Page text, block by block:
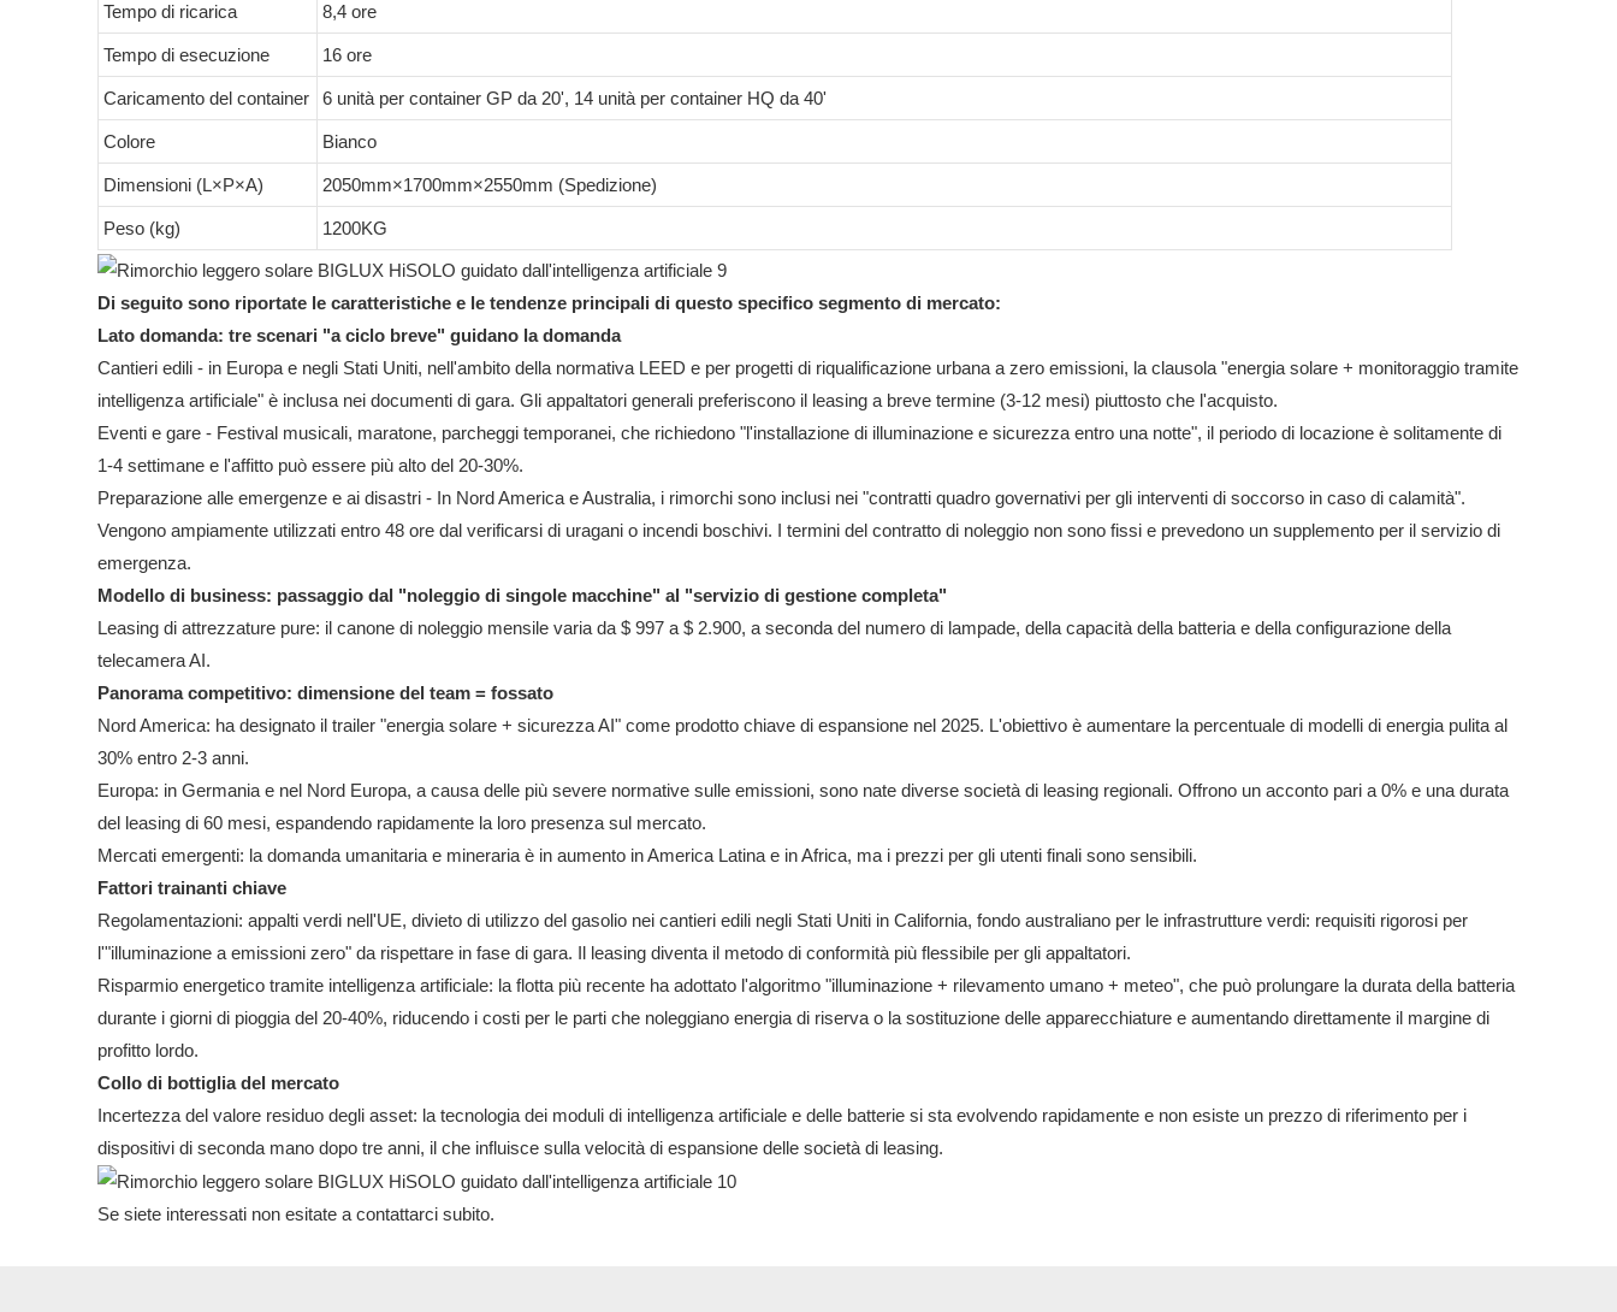
Tempo di ricarica 8,4 ore
Tempo di esecuzione 16 ore
Caricamento del container 6 unità per container GP da 20', 14 unità per container HQ da 40'
Colore Bianco
Dimensioni (L×P×A) 2050mm×1700mm×2550mm (Spedizione)
Peso (kg) 1200KG
Di seguito sono riportate le caratteristiche e le tendenze principali di questo specifico segmento di mercato:
Lato domanda: tre scenari "a ciclo breve" guidano la domanda
Cantieri edili - in Europa e negli Stati Uniti, nell'ambito della normativa LEED e per progetti di riqualificazione urbana a zero emissioni, la clausola "energia solare + monitoraggio tramite
intelligenza artificiale" è inclusa nei documenti di gara. Gli appaltatori generali preferiscono il leasing a breve termine (3-12 mesi) piuttosto che l'acquisto.
Eventi e gare - Festival musicali, maratone, parcheggi temporanei, che richiedono "l'installazione di illuminazione e sicurezza entro una notte", il periodo di locazione è solitamente di
1-4 settimane e l'affitto può essere più alto del 20-30%.
Preparazione alle emergenze e ai disastri - In Nord America e Australia, i rimorchi sono inclusi nei "contratti quadro governativi per gli interventi di soccorso in caso di calamità".
Vengono ampiamente utilizzati entro 48 ore dal verificarsi di uragani o incendi boschivi. I termini del contratto di noleggio non sono fissi e prevedono un supplemento per il servizio di
emergenza.
Modello di business: passaggio dal "noleggio di singole macchine" al "servizio di gestione completa"
Leasing di attrezzature pure: il canone di noleggio mensile varia da $ 997 a $ 2.900, a seconda del numero di lampade, della capacità della batteria e della configurazione della
telecamera AI.
Panorama competitivo: dimensione del team = fossato
Nord America: ha designato il trailer "energia solare + sicurezza AI" come prodotto chiave di espansione nel 2025. L'obiettivo è aumentare la percentuale di modelli di energia pulita al
30% entro 2-3 anni.
Europa: in Germania e nel Nord Europa, a causa delle più severe normative sulle emissioni, sono nate diverse società di leasing regionali. Offrono un acconto pari a 0% e una durata
del leasing di 60 mesi, espandendo rapidamente la loro presenza sul mercato.
Mercati emergenti: la domanda umanitaria e mineraria è in aumento in America Latina e in Africa, ma i prezzi per gli utenti finali sono sensibili.
Fattori trainanti chiave
Regolamentazioni: appalti verdi nell'UE, divieto di utilizzo del gasolio nei cantieri edili negli Stati Uniti in California, fondo australiano per le infrastrutture verdi: requisiti rigorosi per
l'"illuminazione a emissioni zero" da rispettare in fase di gara. Il leasing diventa il metodo di conformità più flessibile per gli appaltatori.
Risparmio energetico tramite intelligenza artificiale: la flotta più recente ha adottato l'algoritmo "illuminazione + rilevamento umano + meteo", che può prolungare la durata della batteria
durante i giorni di pioggia del 20-40%, riducendo i costi per le parti che noleggiano energia di riserva o la sostituzione delle apparecchiature e aumentando direttamente il margine di
profitto lordo.
Collo di bottiglia del mercato
Incertezza del valore residuo degli asset: la tecnologia dei moduli di intelligenza artificiale e delle batterie si sta evolvendo rapidamente e non esiste un prezzo di riferimento per i
dispositivi di seconda mano dopo tre anni, il che influisce sulla velocità di espansione delle società di leasing.
Se siete interessati non esitate a contattarci subito.